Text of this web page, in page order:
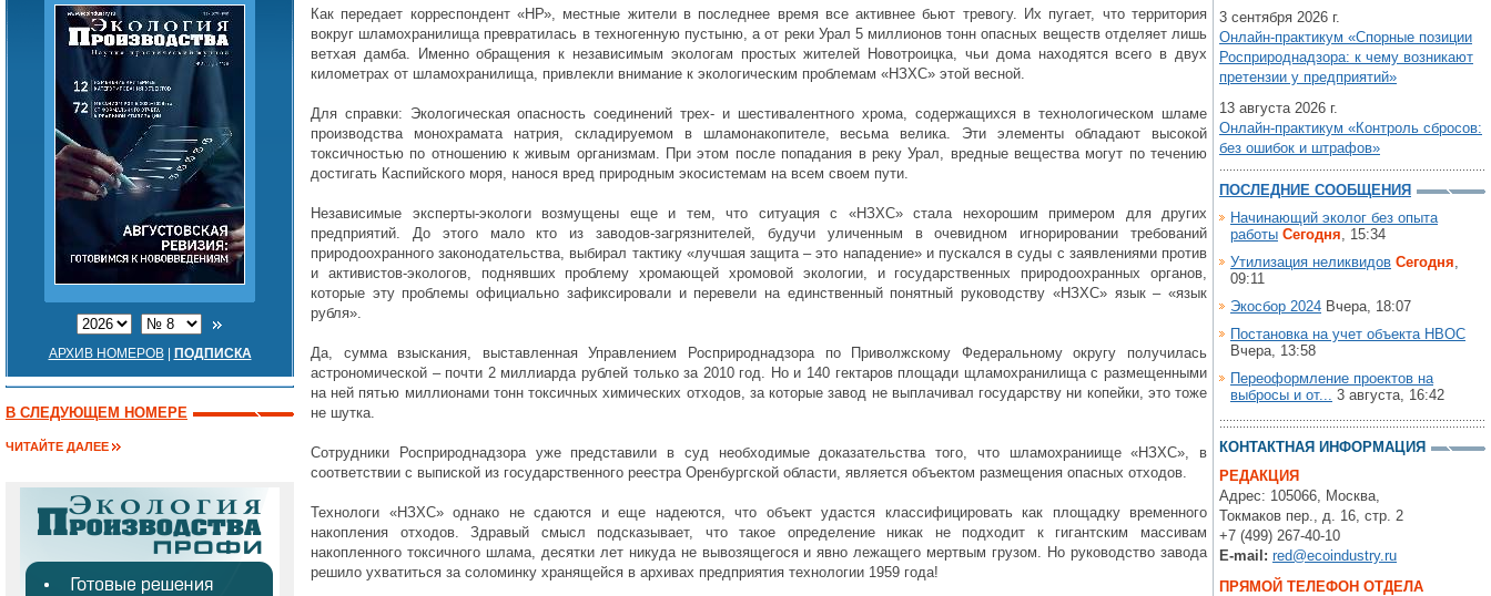
АРХИВ НОМЕРОВ| ПОДПИСКА
В СЛЕДУЮЩЕМ НОМЕРЕ
ЧИТАЙТЕ ДАЛЕЕ
Как передает корреспондент «НР», местные жители в последнее время все активнее бьют тревогу. Их пугает, что территория
вокруг шламохранилища превратилась в техногенную пустыню, а от реки Урал 5 миллионов тонн опасных веществ отделяет лишь
ветхая дамба. Именно обращения к независимым экологам простых жителей Новотроицка, чьи дома находятся всего в двух
километрах от шламохранилища, привлекли внимание к экологическим проблемам «НЗХС» этой весной.
Для справки: Экологическая опасность соединений трех- и шестивалентного хрома, содержащихся в технологическом шламе
производства монохрамата натрия, складируемом в шламонакопителе, весьма велика. Эти элементы обладают высокой
токсичностью по отношению к живым организмам. При этом после попадания в реку Урал, вредные вещества могут по течению
достигать Каспийского моря, нанося вред природным экосистемам на всем своем пути.
Независимые эксперты-экологи возмущены еще и тем, что ситуация с «НЗХС» стала нехорошим примером для других
предприятий. До этого мало кто из заводов-загрязнителей, будучи уличенным в очевидном игнорировании требований
природоохранного законодательства, выбирал тактику «лучшая защита – это нападение» и пускался в суды с заявлениями против
и активистов-экологов, поднявших проблему хромающей хромовой экологии, и государственных природоохранных органов,
которые эту проблемы официально зафиксировали и перевели на единственный понятный руководству «НЗХС» язык – «язык
рубля».
Да, сумма взыскания, выставленная Управлением Росприроднадзора по Приволжскому Федеральному округу получилась
астрономической – почти 2 миллиарда рублей только за 2010 год. Но и 140 гектаров площади щламохранилища с размещенными
на ней пятью миллионами тонн токсичных химических отходов, за которые завод не выплачивал государству ни копейки, это тоже
не шутка.
Сотрудники Росприроднадзора уже представили в суд необходимые доказательства того, что шламохраниище «НЗХС», в
соответствии с выпиской из государственного реестра Оренбургской области, является объектом размещения опасных отходов.
Технологи «НЗХС» однако не сдаются и еще надеются, что объект удастся классифицировать как площадку временного
накопления отходов. Здравый смысл подсказывает, что такое определение никак не подходит к гигантским массивам
накопленного токсичного шлама, десятки лет никуда не вывозящегося и явно лежащего мертвым грузом. Но руководство завода
решило ухватиться за соломинку хранящейся в архивах предприятия технологии 1959 года!
3 сентября 2026 г.
Онлайн-практикум «Спорные позиции
Росприроднадзора: к чему возникают
претензии у предприятий»
13 августа 2026 г.
Онлайн-практикум «Контроль сбросов:
без ошибок и штрафов»
ПОСЛЕДНИЕ СООБЩЕНИЯ
Начинающий эколог без опыта
работы Сегодня, 15:34
Утилизация неликвидов Сегодня,
09:11
Экосбор 2024 Вчера, 18:07
Постановка на учет объекта НВОС
Вчера, 13:58
Переоформление проектов на
выбросы и от... 3 августа, 16:42
КОНТАКТНАЯ ИНФОРМАЦИЯ
РЕДАКЦИЯ
Адрес: 105066, Москва,
Токмаков пер., д. 16, стр. 2
+7 (499) 267-40-10
E-mail: red@ecoindustry.ru
ПРЯМОЙ ТЕЛЕФОН ОТДЕЛА